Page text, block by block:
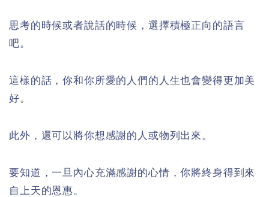
思考的時候或者說話的時候，選擇積極正向的語言
吧。
這樣的話，你和你所愛的人們的人生也會變得更加美
好。
此外，還可以將你想感謝的人或物列出來。
要知道，一旦內心充滿感謝的心情，你將終身得到來
自上天的恩惠。